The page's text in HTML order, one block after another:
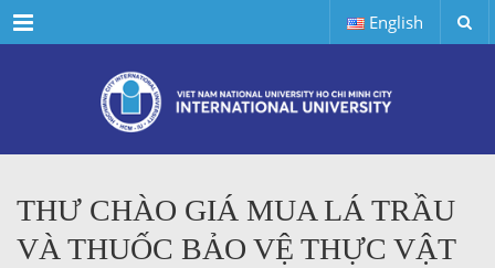
Menu English
THƯ CHÀO GIÁ MUA LÁ TRẦU
VÀ THUỐC BẢO VỆ THỰC VẬT